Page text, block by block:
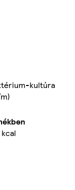
kultúra